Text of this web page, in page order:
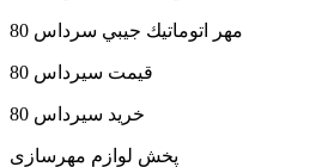
مهر اتوماتيك جيبي سرداس 80
قیمت سیرداس 80
خرید سیرداس 80
پخش لوازم مهرسازی